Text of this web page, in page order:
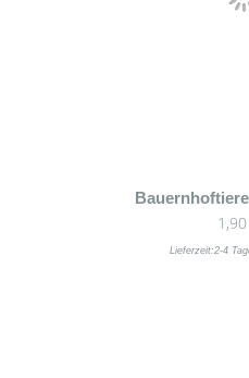
1,90
Lieferzeit:2-4